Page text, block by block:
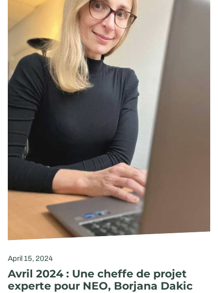
April 15, 2024
Avril 2024 : Une cheffe de projet
experte pour NEO, Borjana Dakic